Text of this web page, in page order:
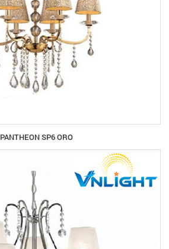
PANTHEON SP6 ORO